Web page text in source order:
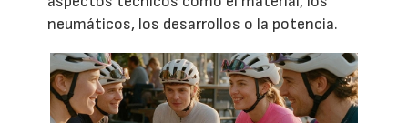
neumáticos, los desarrollos o la potencia.